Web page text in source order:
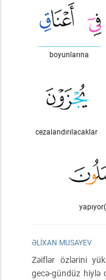
boyunlarına
cezalandırılacaklar
ƏLIXAN MUSAYEV
Zəiflər özlərini
gecə-gündüz hiylə